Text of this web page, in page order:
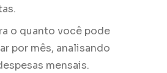
o quanto você pode
por mês, analisando
mensais.